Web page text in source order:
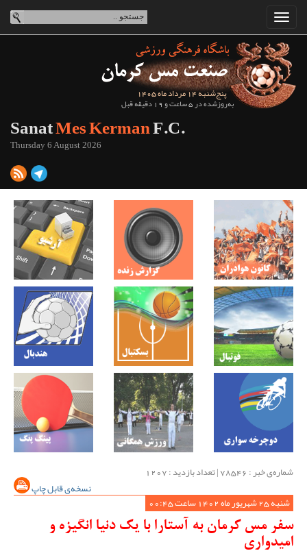
پنج‌شنبه 14 مرداد ماه 1405
به‌روزشده در 5 ساعت و 19 دقیقه قبل
SanatMes KermanF.C.
Thursday 6 August 2026
شماره‌ی خبر : ‌78546 | تعداد بازدید : 1207
نسخه‌ی قابل چاپ
شنبه 25 شهریور ماه 1402 ساعت 00:45
سفر مس کرمان به آستارا با یک دنیا انگیزه و
امیدواری